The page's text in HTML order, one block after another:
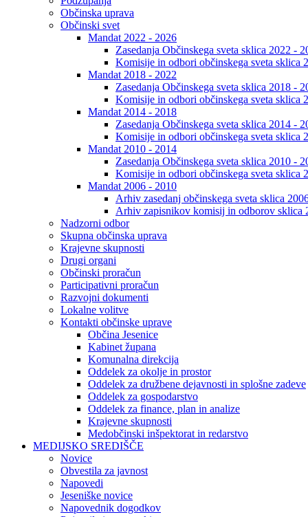
Občinska uprava
Občinski svet
Mandat 2022 - 2026
Zasedanja Občinskega sveta sklica 2022 -
Komisije in odbori občinskega sveta sklica
Mandat 2018 - 2022
Zasedanja Občinskega sveta sklica 2018 -
Komisije in odbori občinskega sveta sklica
Mandat 2014 - 2018
Zasedanja Občinskega sveta sklica 2014 -
Komisije in odbori občinskega sveta sklica
Mandat 2010 - 2014
Zasedanja Občinskega sveta sklica 2010 -
Komisije in odbori občinskega sveta sklica
Mandat 2006 - 2010
Arhiv zasedanj občinskega sveta sklica
Arhiv zapisnikov komisij in odborov sklica
Nadzorni odbor
Skupna občinska uprava
Krajevne skupnosti
Drugi organi
Občinski proračun
Participativni proračun
Razvojni dokumenti
Lokalne volitve
Kontakti občinske uprave
Občina Jesenice
Kabinet župana
Komunalna direkcija
Oddelek za okolje in prostor
Oddelek za družbene dejavnosti in splošne zadeve
Oddelek za gospodarstvo
Oddelek za finance, plan in analize
Krajevne skupnosti
Medobčinski inšpektorat in redarstvo
MEDIJSKO SREDIŠČE
Novice
Obvestila za javnost
Napovedi
Jeseniške novice
Napovednik dogodkov